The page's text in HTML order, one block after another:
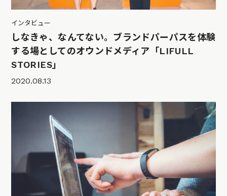
インタビュー
しなきゃ、なんてない。ブランドパーパスを体験
する場としてのオウンドメディア「LIFULL
STORIES」
2020.08.13